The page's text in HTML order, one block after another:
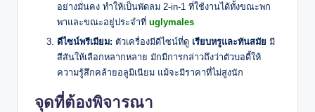
อย่างมั่นคง ทำให้เป็นพัดลม 2-in-1 ที่ใช้งานได้ทั้งขณะพก
พาและขณะอยู่ประจำที่ uglymales
ดีไซน์พรีเมียม: ตัวเครื่องมีดีไซน์ที่ดู เรียบหรูและทันสมัย มี
สีสันให้เลือกหลากหลาย มักมีการกล่าวถึงว่าตัวบอดี้ให้
ความรู้สึกคล้ายอลูมิเนียม แม้จะมีราคาที่ไม่สูงนัก
จุดที่ต้องพิจารณา